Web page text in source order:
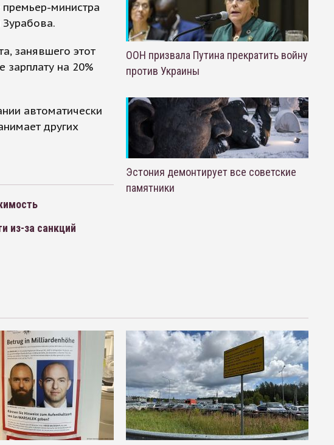
премьер-министра
занявшего этот
зарплату на 20%
автоматически
других
из-за санкций
ООН призвала Путина прекратить войну
против Украины
Эстония демонтирует все советские
памятники